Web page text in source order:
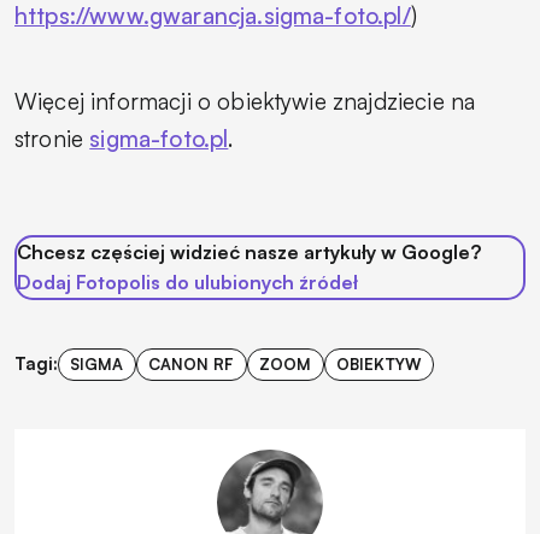
https://www.gwarancja.sigma-foto.pl/)
Więcej informacji o obiektywie znajdziecie na
stronie sigma-foto.pl.
Chcesz częściej widzieć nasze artykuły w Google?
Dodaj Fotopolis do ulubionych źródeł
Tagi: SIGMA CANON RF ZOOM OBIEKTYW